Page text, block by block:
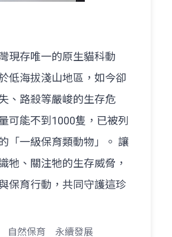
現存唯一的原生貓科動
低海拔淺山地區，如今卻
、路殺等嚴峻的生存危
可能不到1000隻，已被列
「一級保育類動物」。 讓
牠、關注牠的生存威脅，
保育行動，共同守護這珍
自然保育 永續發展